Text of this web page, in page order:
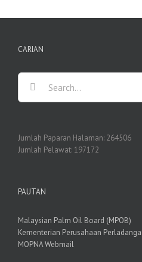
CARIAN
Search
Jumlah Paparan Halaman: 264506
Jumlah Pelawat:197172
PAUTAN
Malaysian Palm Oil Board (MPOB)
Kementerian Perusahaan
MOPNA Webmail